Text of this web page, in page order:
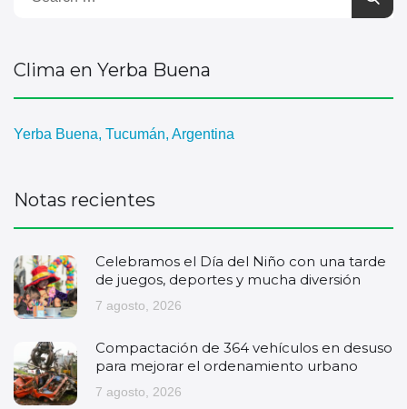
Clima en Yerba Buena
Yerba Buena, Tucumán, Argentina
Notas recientes
Celebramos el Día del Niño con una tarde
de juegos, deportes y mucha diversión
7 agosto, 2026
Compactación de 364 vehículos en desuso
para mejorar el ordenamiento urbano
7 agosto, 2026